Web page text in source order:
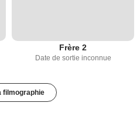
Frère 2
Date de sortie inconnue
filmographie